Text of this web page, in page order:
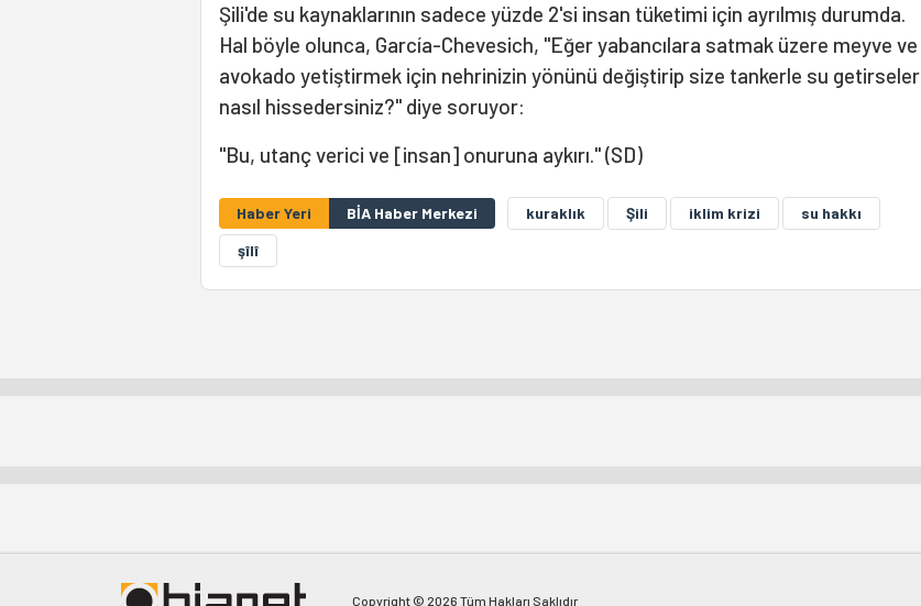
Şili'de su kaynaklarının sadece yüzde 2'si insan tüketimi için ayrılmış durumda.
Hal böyle olunca, García-Chevesich, "Eğer yabancılara satmak üzere meyve ve
avokado yetiştirmek için nehrinizin yönünü değiştirip size tankerle su getirseler
nasıl hissedersiniz?" diye soruyor:
"Bu, utanç verici ve [insan] onuruna aykırı." (SD)
Haber Yeri BİA Haber Merkezi kuraklık Şili iklim krizi
su hakkı
şîlî
Copyright © 2026 Tüm Hakları Saklıdır